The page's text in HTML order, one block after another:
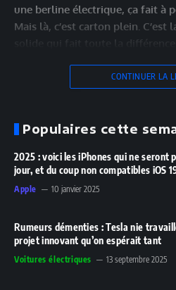
une berline électrique, ça fait à
Mais là, c’est carton plein.
CONTINUER LA
Populaires cette
2025 : voici les iPhones qui ne seront
jour, et du coup non compatibles iOS
Apple 10 janvier 2025
Rumeurs démenties : Tesla nie
projet innovant qu’on espérait tant
Voitures électriques 13 septembre 2025